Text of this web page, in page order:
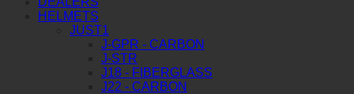
HELMETS
JUST1
J-GPR - CARBON
J-STR
J18 - FIBERGLASS
J22 - CARBON